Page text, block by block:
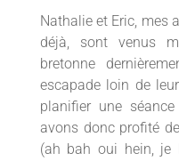
Nathalie et Eric, mes
déjà, sont venus
bretonne
escapade loin de
planifier une
avons donc profité
(ah bah oui hein, je